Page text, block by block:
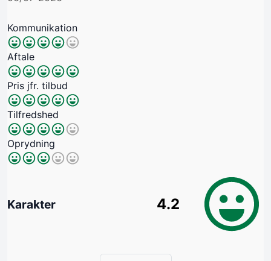
Kommunikation
Aftale
Pris jfr. tilbud
Tilfredshed
Oprydning
Karakter 4.2